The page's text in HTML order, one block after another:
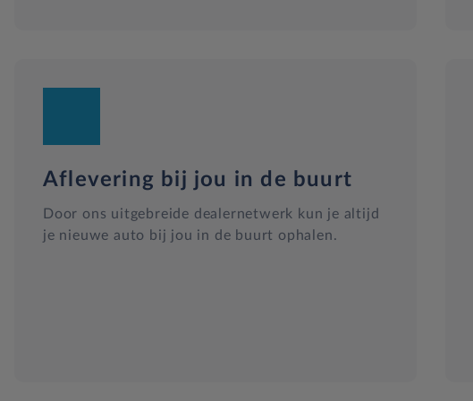
Aflevering bij jou in de buurt
Door ons uitgebreide dealernetwerk kun je altijd
je nieuwe auto bij jou in de buurt ophalen.